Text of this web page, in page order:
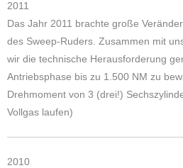
2011
Das Jahr 2011 brachte große
des Sweep-Ruders. Zusammen mit
wir die technische Herausforderung
Antriebsphase bis zu 1.500 NM zu
Drehmoment von 3 (drei!)
Vollgas laufen)
2010